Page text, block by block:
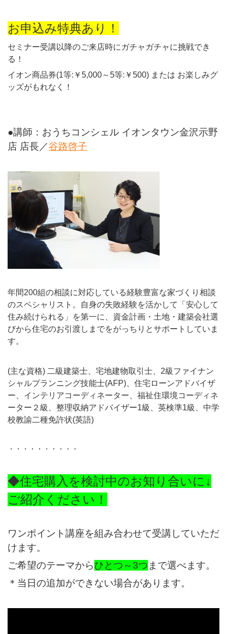
お申込み特典あり！
セミナー受講以降のご来店時にガチャガチャに挑戦でき
る！
イオン商品券(1等:￥5,000～5等:￥500) または お楽しみグ
ッズがもれなく！
●講師：おうちコンシェル イオンタウン金沢示野
店 店長／谷路啓子
年間200組の相談に対応している経験豊富な家づくり相談
のスペシャリスト。自身の失敗経験を活かして「安心して
住み続けられる」を第一に、資金計画・土地・建築会社選
びから住宅のお引渡しまでをがっちりとサポートしていま
す。
(主な資格) 二級建築士、宅地建物取引士、2級ファイナン
シャルプランニング技能士(AFP)、住宅ローンアドバイザ
ー、インテリアコーディネーター、福祉住環境コーディネ
ーター２級、整理収納アドバイザー1級、英検準1級、中学
校教諭二種免許状(英語)
・・・・・・・・・・
◆住宅購入を検討中のお知り合いに↓
ご紹介ください！
ワンポイント講座を組み合わせて受講していただ
けます。
ご希望のテーマからひとつ～3つ まで選べます。
＊当日の追加ができない場合があります。